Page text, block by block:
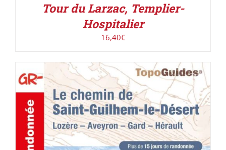
Tour du Larzac, Templier-
Hospitalier
16,40€